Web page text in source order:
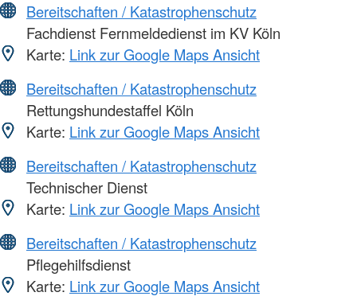
Bereitschaften / Katastrophenschutz
Fachdienst Fernmeldedienst im KV Köln
Karte: Link zur Google Maps Ansicht
Bereitschaften / Katastrophenschutz
Rettungshundestaffel Köln
Karte: Link zur Google Maps Ansicht
Bereitschaften / Katastrophenschutz
Technischer Dienst
Karte: Link zur Google Maps Ansicht
Bereitschaften / Katastrophenschutz
Pflegehilfsdienst
Karte: Link zur Google Maps Ansicht